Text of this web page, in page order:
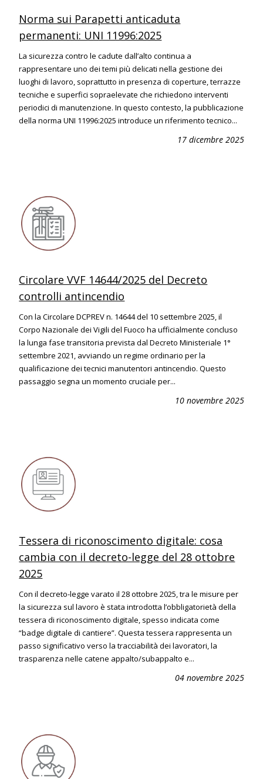
Norma sui Parapetti anticaduta
permanenti: UNI 11996:2025
La sicurezza contro le cadute dall’alto continua a
rappresentare uno dei temi più delicati nella gestione dei
luoghi di lavoro, soprattutto in presenza di coperture, terrazze
tecniche e superfici sopraelevate che richiedono interventi
periodici di manutenzione. In questo contesto, la pubblicazione
della norma UNI 11996:2025 introduce un riferimento tecnico...
17 dicembre 2025
Circolare VVF 14644/2025 del Decreto
controlli antincendio
Con la Circolare DCPREV n. 14644 del 10 settembre 2025, il
Corpo Nazionale dei Vigili del Fuoco ha ufficialmente concluso
la lunga fase transitoria prevista dal Decreto Ministeriale 1°
settembre 2021, avviando un regime ordinario per la
qualificazione dei tecnici manutentori antincendio. Questo
passaggio segna un momento cruciale per...
10 novembre 2025
Tessera di riconoscimento digitale: cosa
cambia con il decreto-legge del 28 ottobre
2025
Con il decreto-legge varato il 28 ottobre 2025, tra le misure per
la sicurezza sul lavoro è stata introdotta l’obbligatorietà della
tessera di riconoscimento digitale, spesso indicata come
“badge digitale di cantiere”. Questa tessera rappresenta un
passo significativo verso la tracciabilità dei lavoratori, la
trasparenza nelle catene appalto/subappalto e...
04 novembre 2025